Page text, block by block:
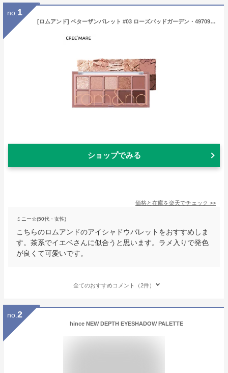
no. 1
[ロムアンド] ベターザンパレット #03 ローズバッドガーデン・49709 コスメ cosme【MAKEUP】ロムアンド romand romnd ロマンド アイシャドウ アイ シャドウ パレット マット ラメ グリッター ピンク コーラル 茶色 ブラウン モーブ SNS 人気 韓国コスメセール【C限+】
ショップでみる
価格と在庫を楽天でチェック >>
ミニー☆(50代・女性)
こちらのロムアンドのアイシャドウパレットをおすすめしま
す。茶系でイエベさんに似合うと思います。ラメ入りで発色
が良くて可愛いです。
全てのおすすめコメント（2件）
no. 2
hince NEW DEPTH EYESHADOW PALETTE